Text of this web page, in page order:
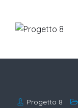
Progetto 8